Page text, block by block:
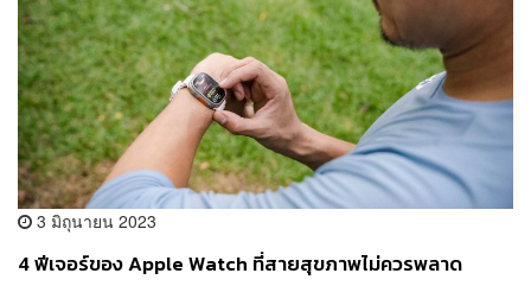
3 มิถุนายน 2023
4 ฟีเจอร์ของ Apple Watch ที่สายสุขภาพไม่ควรพลาด